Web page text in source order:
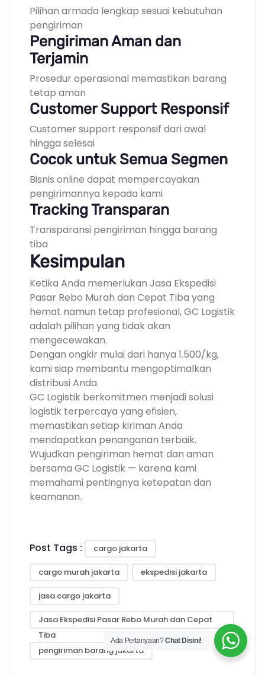
Pilihan armada lengkap sesuai kebutuhan
pengiriman
Pengiriman Aman dan
Terjamin
Prosedur operasional memastikan barang
tetap aman
Customer Support Responsif
Customer support responsif dari awal
hingga selesai
Cocok untuk Semua Segmen
Bisnis online dapat mempercayakan
pengirimannya kepada kami
Tracking Transparan
Transparansi pengiriman hingga barang
tiba
Kesimpulan
Ketika Anda memerlukan Jasa Ekspedisi
Pasar Rebo Murah dan Cepat Tiba yang
hemat namun tetap profesional, GC Logistik
adalah pilihan yang tidak akan
mengecewakan.
Dengan ongkir mulai dari hanya 1.500/kg,
kami siap membantu mengoptimalkan
distribusi Anda.
GC Logistik berkomitmen menjadi solusi
logistik terpercaya yang efisien,
memastikan setiap kiriman Anda
mendapatkan penanganan terbaik.
Wujudkan pengiriman hemat dan aman
bersama GC Logistik — karena kami
memahami pentingnya ketepatan dan
keamanan.
Post Tags : cargo jakarta
cargo murah jakarta ekspedisi jakarta
jasa cargo jakarta
Jasa Ekspedisi Pasar Rebo Murah dan Cepat
Tiba
pengiriman barang jakarta
Ada Pertanyaan?Chat Disini!